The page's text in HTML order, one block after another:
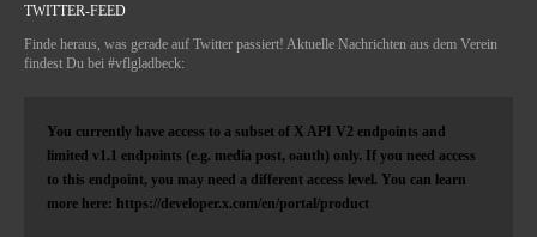
TWITTER-FEED
Finde heraus, was gerade auf Twitter passiert! Aktuelle Nachrichten aus dem Verein
findest Du bei #vflgladbeck:
You currently have access to a subset of X API V2 endpoints and
limited v1.1 endpoints (e.g. media post, oauth) only. If you need access
to this endpoint, you may need a different access level. You can learn
more here: https://developer.x.com/en/portal/product